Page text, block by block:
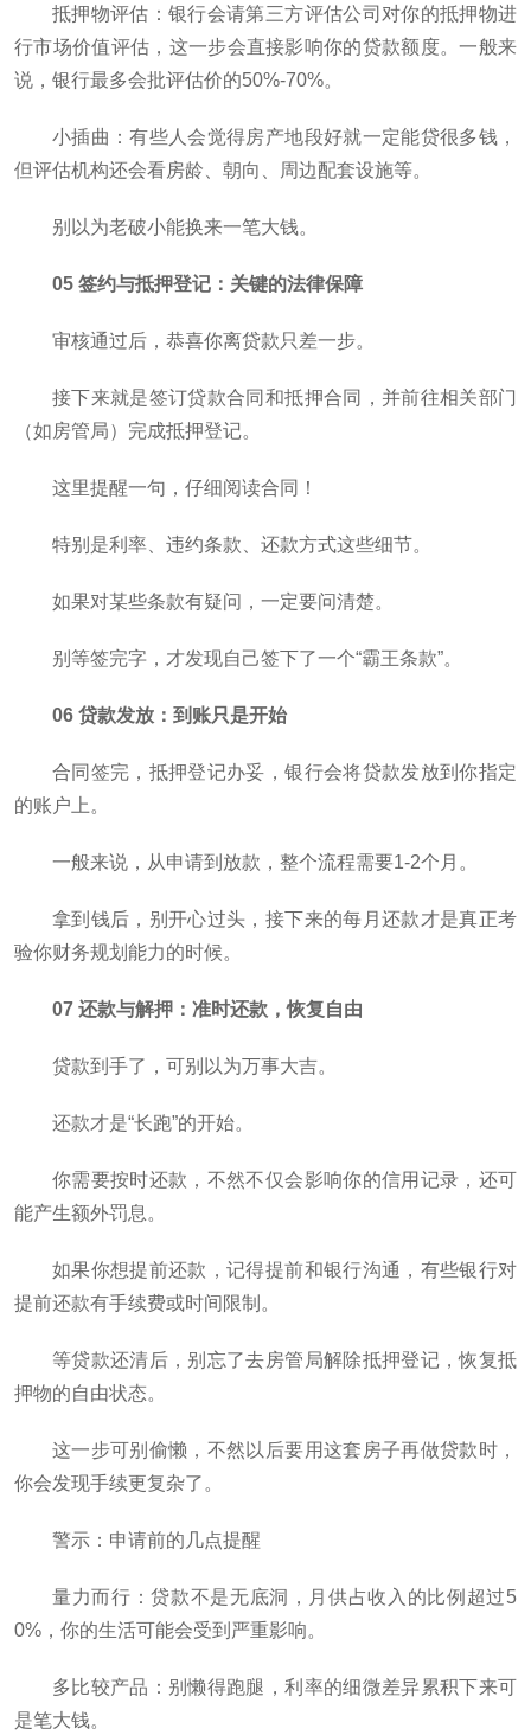
抵押物评估：银行会请第三方评估公司对你的抵押物进
行市场价值评估，这一步会直接影响你的贷款额度。一般来
说，银行最多会批评估价的50%-70%。
小插曲：有些人会觉得房产地段好就一定能贷很多钱，
但评估机构还会看房龄、朝向、周边配套设施等。
别以为老破小能换来一笔大钱。
05 签约与抵押登记：关键的法律保障
审核通过后，恭喜你离贷款只差一步。
接下来就是签订贷款合同和抵押合同，并前往相关部门
（如房管局）完成抵押登记。
这里提醒一句，仔细阅读合同！
特别是利率、违约条款、还款方式这些细节。
如果对某些条款有疑问，一定要问清楚。
别等签完字，才发现自己签下了一个“霸王条款”。
06 贷款发放：到账只是开始
合同签完，抵押登记办妥，银行会将贷款发放到你指定
的账户上。
一般来说，从申请到放款，整个流程需要1-2个月。
拿到钱后，别开心过头，接下来的每月还款才是真正考
验你财务规划能力的时候。
07 还款与解押：准时还款，恢复自由
贷款到手了，可别以为万事大吉。
还款才是“长跑”的开始。
你需要按时还款，不然不仅会影响你的信用记录，还可
能产生额外罚息。
如果你想提前还款，记得提前和银行沟通，有些银行对
提前还款有手续费或时间限制。
等贷款还清后，别忘了去房管局解除抵押登记，恢复抵
押物的自由状态。
这一步可别偷懒，不然以后要用这套房子再做贷款时，
你会发现手续更复杂了。
警示：申请前的几点提醒
量力而行：贷款不是无底洞，月供占收入的比例超过5
0%，你的生活可能会受到严重影响。
多比较产品：别懒得跑腿，利率的细微差异累积下来可
是笔大钱。